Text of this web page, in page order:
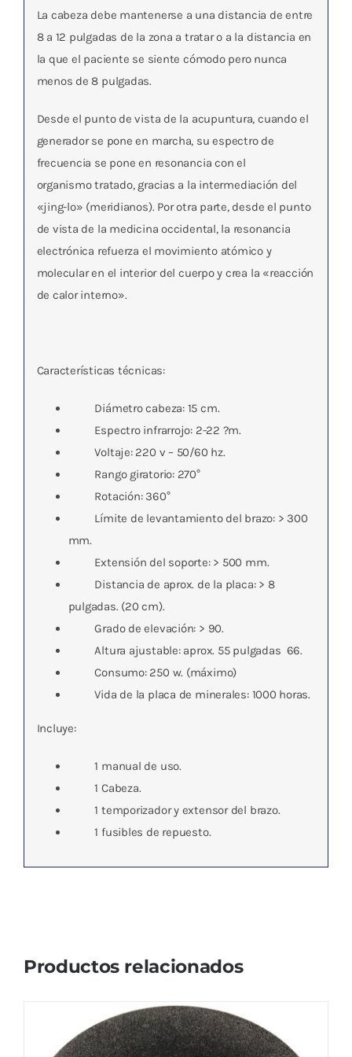
La cabeza debe mantenerse a una distancia de entre
8 a 12 pulgadas de la zona a tratar o a la distancia en
la que el paciente se siente cómodo pero nunca
menos de 8 pulgadas.
Desde el punto de vista de la acupuntura, cuando el
generador se pone en marcha, su espectro de
frecuencia se pone en resonancia con el
organismotratado, gracias a la intermediación del
«jing-lo» (meridianos). Por otra parte, desde el punto
de vista de la medicina occidental, la resonancia
electrónica refuerza el movimiento atómico y
molecular en el interior del cuerpo y crea la «reacción
de calor interno».
Características técnicas:
Diámetro cabeza: 15 cm.
Espectro infrarrojo: 2-22 ?m.
Voltaje: 220 v – 50/60 hz.
Rango giratorio: 270°
Rotación: 360°
Límite de levantamiento del brazo: > 300
mm.
Extensión del soporte: > 500 mm.
Distancia de aprox. de la placa: > 8
pulgadas. (20 cm).
Grado de elevación: > 90.
Altura ajustable: aprox. 55 pulgadas  66.
Consumo: 250 w. (máximo)
Vida de la placa de minerales: 1000 horas.
Incluye:
1 manual de uso.
1 Cabeza.
1 temporizador y extensor del brazo.
1 fusibles de repuesto.
Productos relacionados
RECAMBIO PLACA TDP
€ El
30,51€ElIVA no incluído